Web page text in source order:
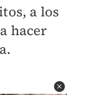
a los
hacer